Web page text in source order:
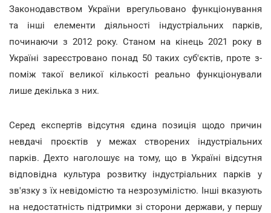
Законодавством України врегульовано функціонування
та інші елементи діяльності індустріальних парків,
починаючи з 2012 року. Станом на кінець 2021 року в
Україні зареєстровано понад 50 таких суб'єктів, проте з-
поміж такої великої кількості реально функціонували
лише декілька з них.
Серед експертів відсутня єдина позиція щодо причин
невдачі проєктів у межах створених індустріальних
парків. Дехто наголошує на тому, що в Україні відсутня
відповідна культура розвитку індустріальних парків у
зв'язку з їх невідомістю та незрозумілістю. Інші вказують
на недостатність підтримки зі сторони держави, у першу